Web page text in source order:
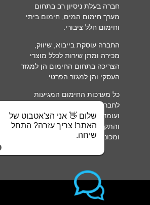
חברה בעלת ניסיון רב בתחום
מערך חימום המים, חימום ביתי
וחימום חלל ציבורי.
החברה עוסקת בייבוא, שיווק,
מכירה ומתן שירות לכלל מוצרי
הצריכה בתחום החימום הן למגזר
העסקי והן למגזר הפרטי.
כל מערכות החימום המגיעות
לחברה עוברות בדיקה דקדקנית
ועומדות בכל דרישות הבטיחות
והתקן של מכון התקנים הישראלי
ומכוני תקינה אחרים בעולם.
שלום 👋 אני הצ'אטבוט של
האתר! צריך עזרה? התחל
שיחה.